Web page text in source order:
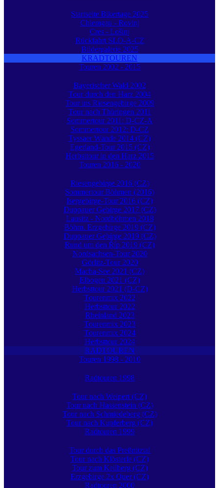
Startseite Bikertage 2025
Chiemgau - Rovinj
Cres - Lošinj
Rückfahrt SLO-A-CZ
Bildergalerie 2025
KRADTOUREN
Touren 2002 - 2015
Bayerischer Wald 2002
Tour durch den Harz 2004
Tour ins Riesengebirge 2009
Tour nach Thüringen 2011
Sommertour 2011: D-CZ-A
Sommertour 2012: D-CZ
Tyssaer Wände 2014 (CZ)
Egerland-Tour 2015 (CZ)
Herbsttour in den Harz 2015
Touren 2016 - 2020
Riesengebirge 2016 (CZ)
Sommertour Böhmen (2016)
Isergebirge-Tour 2016 (CZ)
Duppauer Gebirge 2017 (CZ)
Lausitz - Nordböhmen 2018
Böhm. Erzgebirge 2019 (CZ)
Duppauer Gebirge 2019 (CZ)
Rund um den Říp 2019 (CZ)
Nordsachsen-Tour 2020
Görlitz-Tour 2020
Macha-See 2021 (CZ)
Elbogen 2021 (CZ)
Herbsttour 2021 (D-CZ)
Tourenmix 2022
Herbsttour 2022
Rheinland 2023
Tourenmix 2023
Tourenmix 2024
Herbsttour 2024
RADTOUREN
Touren 1998 - 2010
Radtouren 1998
Tour nach Weipert (CZ)
Tour nach Hassenstein (CZ)
Tour nach Schmiedeberg (CZ)
Tour nach Kupferberg (CZ)
Radtouren 1999
Tour durch das Preßnitztal
Tour nach Klösterle (CZ)
Tour zum Keilberg (CZ)
Erzgebirge 2x Quer (CZ)
Radtouren 2000